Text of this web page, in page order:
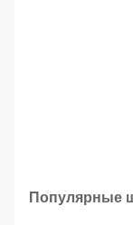
Популярные